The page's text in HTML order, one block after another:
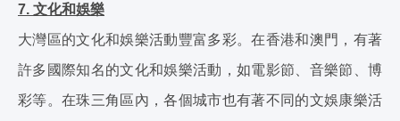
7. 文化和娛樂
大灣區的文化和娛樂活動豐富多彩。在香港和澳門，有著
許多國際知名的文化和娛樂活動，如電影節、音樂節、博
彩等。在珠三角區內，各個城市也有著不同的文娛康樂活